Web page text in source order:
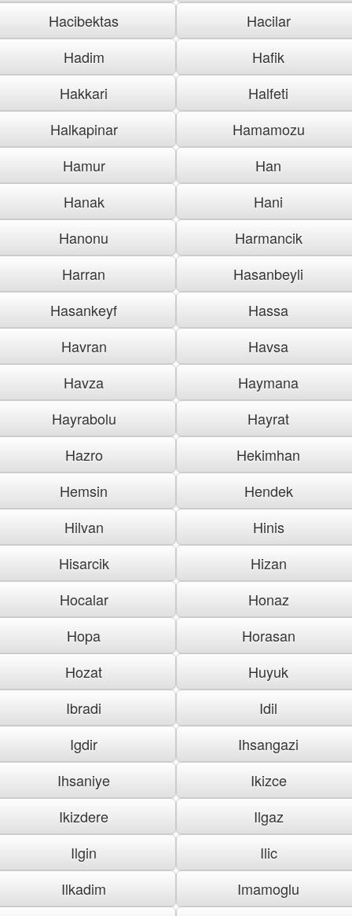
Hacibektas
Hacilar
Hadim
Hafik
Hakkari
Halfeti
Halkapinar
Hamamozu
Hamur
Han
Hanak
Hani
Hanonu
Harmancik
Harran
Hasanbeyli
Hasankeyf
Hassa
Havran
Havsa
Havza
Haymana
Hayrabolu
Hayrat
Hazro
Hekimhan
Hemsin
Hendek
Hilvan
Hinis
Hisarcik
Hizan
Hocalar
Honaz
Hopa
Horasan
Hozat
Huyuk
Ibradi
Idil
Igdir
Ihsangazi
Ihsaniye
Ikizce
Ikizdere
Ilgaz
Ilgin
Ilic
Ilkadim
Imamoglu